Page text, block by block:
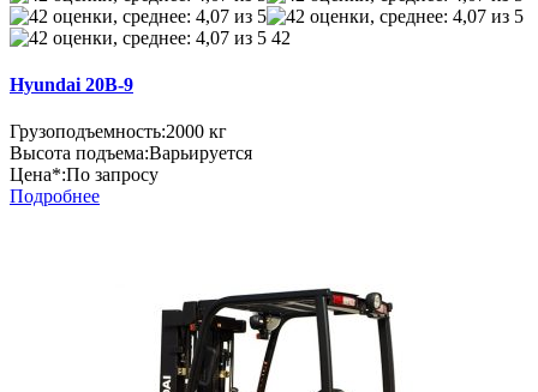
42
Hyundai 20B-9
Грузоподъемность:2000 кг
Высота подъема:Варьируется
Цена*:По запросу
Подробнее